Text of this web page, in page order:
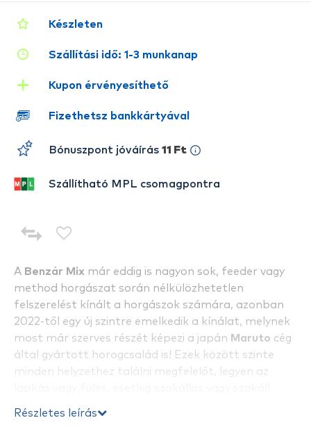
A Benzár Mix már eddig is nagyon sok, feeder vagy
method horgászat során nélkülözhetetlen
felszerelést kínált a horgászok számára, azonban
2022-től egy új szintre emelkedik a kínálat, melynek
most már szerves részét képezi a japán Maruto cég
által gyártott horogcsalád is! Ezek között szinte
minden helyzethez találni megfelelőt, legyen az
Részletes leírás
Készleten
Szállítási idő: 1-3 munkanap
Kupon érvényesíthető
Fizethetsz bankkártyával
Bónuszpont jóváírás 11 Ft
Szállítható MPL csomagpontra